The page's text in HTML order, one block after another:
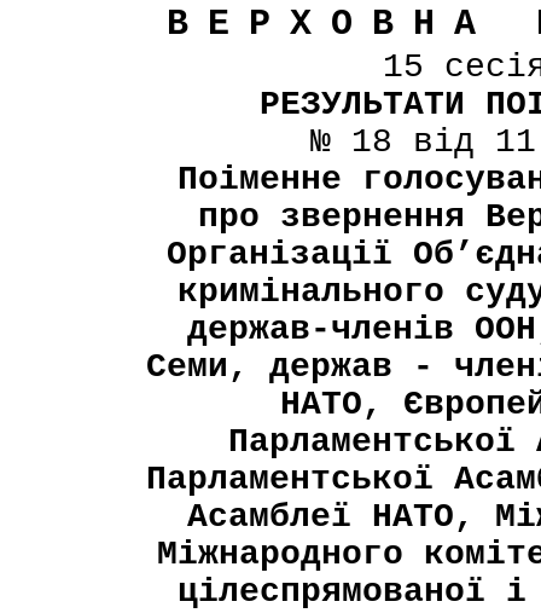
ВЕРХОВНА
15
РЕЗУЛЬТАТИ
№ 18 від
Поіменне
про звернення
Організації
кримінального
держав-членів
Семи, держав -
НАТО,
Парламентської
Асамблеї НАТО,
Міжнародного
цілеспрямованої